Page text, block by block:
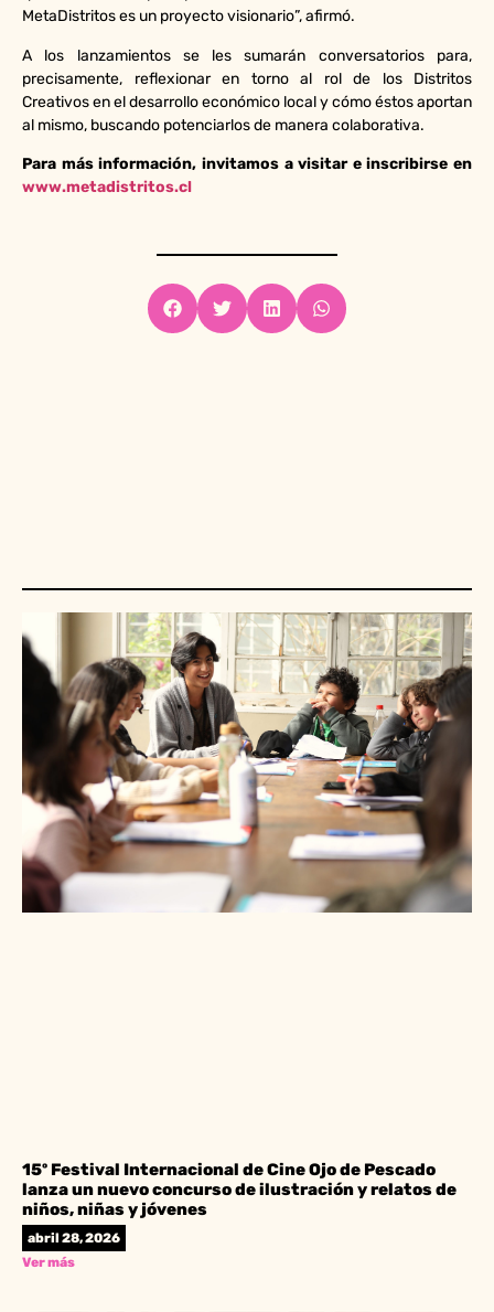
MetaDistritos es un proyecto visionario”, afirmó.
A los lanzamientos se les sumarán conversatorios para,
precisamente, reflexionar en torno al rol de los Distritos
Creativos en el desarrollo económico local y cómo éstos aportan
al mismo, buscando potenciarlos de manera colaborativa.
Para más información, invitamos a visitar e inscribirse en
www.metadistritos.cl
15º Festival Internacional de Cine Ojo de Pescado
lanza un nuevo concurso de ilustración y relatos de
niños, niñas y jóvenes
abril 28, 2026
Ver más